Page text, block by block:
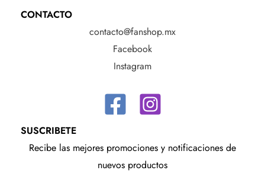
CONTACTO
contacto@fanshop.mx
Facebook
Instagram
SUSCRIBETE
Recibe las mejores promociones y notificaciones de
nuevos productos